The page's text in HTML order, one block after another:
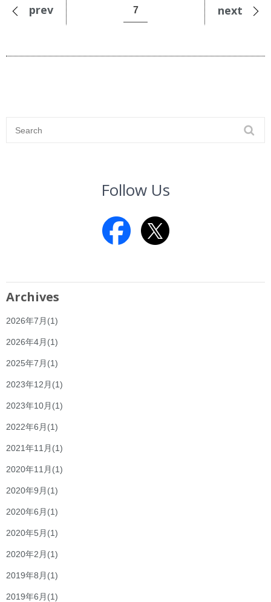
prev 7 next
Follow Us
Archives
2026年7月 (1)
2026年4月 (1)
2025年7月 (1)
2023年12月 (1)
2023年10月 (1)
2022年6月 (1)
2021年11月 (1)
2020年11月 (1)
2020年9月 (1)
2020年6月 (1)
2020年5月 (1)
2020年2月 (1)
2019年8月 (1)
2019年6月 (1)